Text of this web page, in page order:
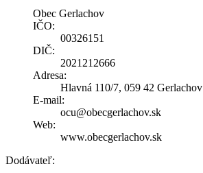
Obec Gerlachov
IČO:
00326151
DIČ:
2021212666
Adresa:
Hlavná 110/7, 059 42 Gerlachov
E-mail:
ocu@obecgerlachov.sk
Web:
www.obecgerlachov.sk
Dodávateľ: